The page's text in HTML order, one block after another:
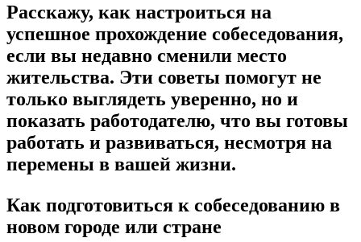
Расскажу, как настроиться на
успешное прохождение собеседования,
если вы недавно сменили место
жительства. Эти советы помогут не
только выглядеть уверенно, но и
показать работодателю, что вы готовы
работать и развиваться, несмотря на
перемены в вашей жизни.
Как подготовиться к собеседованию в
новом городе или стране